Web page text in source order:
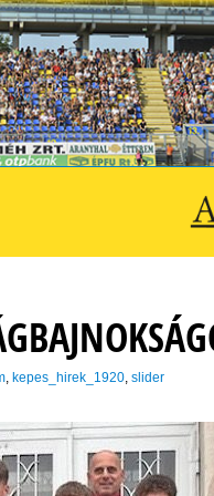
, kepes_hirek_1920, slider